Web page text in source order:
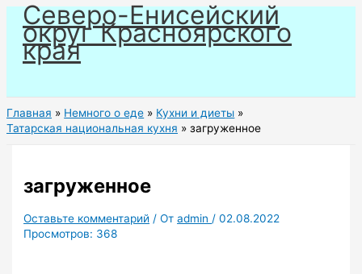
Перейти
содержимому
Северо-Енисейский
округ Красноярского
края
Главная Немного о еде
Кухни и диеты
Татарская национальная кухня
загруженное
загруженное
Оставьте комментарий / Отadmin /02.08.2022
Просмотров: 368